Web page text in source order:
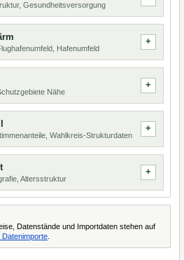
Gesundheitsversorgung
Hafenumfeld
Nähe
Wahlkreis-Strukturdaten
Altersstruktur
Datenstände und Importdaten stehen auf